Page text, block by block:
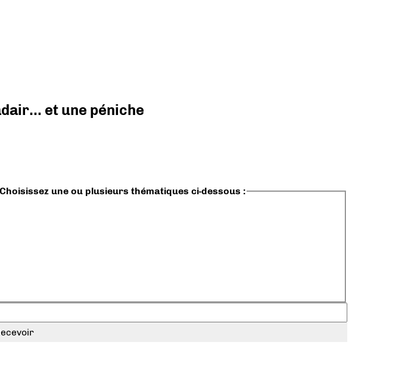
et une péniche
une ou plusieurs thématiques ci-dessous :